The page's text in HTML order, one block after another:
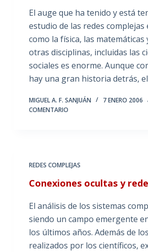
El auge que ha tenido y está
estudio de las redes complejas
como la física, las matemáticas
otras disciplinas, incluidas las
sociales es enorme. Aunque
hay una gran historia detrás,
MIGUEL A. F. SANJUÁN 7 ENERO 2006
COMENTARIO
REDES COMPLEJAS
Conexiones ocultas y
El análisis de los sistemas
siendo un campo emergente
los últimos años. Además de
realizados por los científicos,